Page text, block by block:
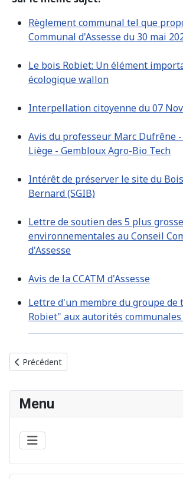
Règlement communal tel que
Communal d'Assesse du 30 mai
Le bois Robiet: Un élément
écologique wallon
Interpellation citoyenne du 07
Avis du professeur Marc Dufrêne
Liège - Gembloux Agro-Bio Tech
Intérêt de préserver le site du
Bernard (SGIB)
Lettre de soutien des 5 plus
environnementales au Conseil
d'Assesse
Avis de la CCATM d'Assesse
Lettre d'un membre du groupe de
Robiet" aux autorités communales
Article précédent : Bricolage anti
Précédent
Menu